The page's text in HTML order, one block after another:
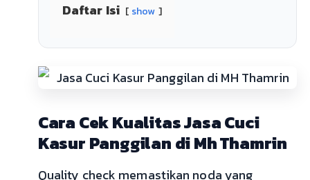
Daftar Isi show
Cara Cek Kualitas Jasa Cuci
Kasur Panggilan di Mh Thamrin
Quality check memastikan noda yang